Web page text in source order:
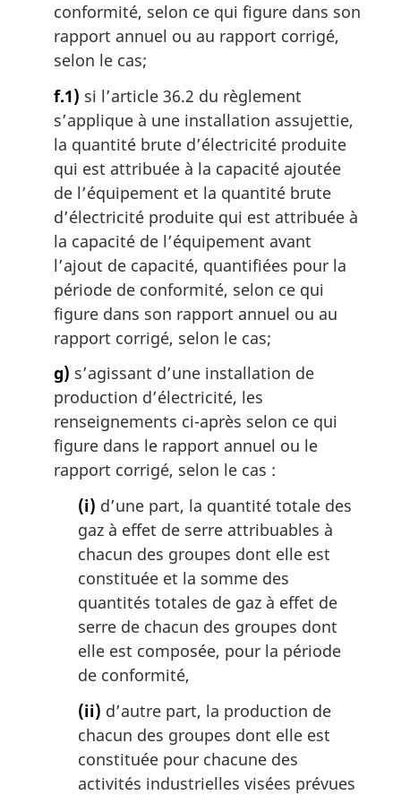
conformité, selon ce qui figure dans son
rapport annuel ou au rapport corrigé,
selon le cas;
f.1) si l’article 36.2 du règlement
s’applique à une installation assujettie,
la quantité brute d’électricité produite
qui est attribuée à la capacité ajoutée
de l’équipement et la quantité brute
d’électricité produite qui est attribuée à
la capacité de l’équipement avant
l’ajout de capacité, quantifiées pour la
période de conformité, selon ce qui
figure dans son rapport annuel ou au
rapport corrigé, selon le cas;
g) s’agissant d’une installation de
production d’électricité, les
renseignements ci-après selon ce qui
figure dans le rapport annuel ou le
rapport corrigé, selon le cas :
(i) d’une part, la quantité totale des
gaz à effet de serre attribuables à
chacun des groupes dont elle est
constituée et la somme des
quantités totales de gaz à effet de
serre de chacun des groupes dont
elle est composée, pour la période
de conformité,
(ii) d’autre part, la production de
chacun des groupes dont elle est
constituée pour chacune des
activités industrielles visées prévues